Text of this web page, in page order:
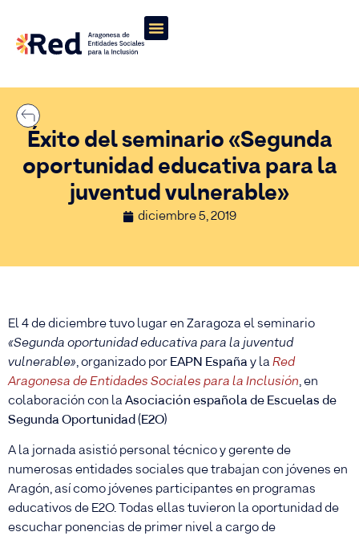
Éxito del seminario «Segunda
oportunidad educativa para la
juventud vulnerable»
diciembre 5, 2019
El 4 de diciembre tuvo lugar en Zaragoza el seminario
«Segunda oportunidad educativa para la juventud
vulnerable» , organizado por EAPN España y la Red
Aragonesa de Entidades Sociales para la Inclusión , en
colaboración con la Asociación española de Escuelas de
Segunda Oportunidad (E2O)
A la jornada asistió personal técnico y gerente de
numerosas entidades sociales que trabajan con jóvenes en
Aragón, así como jóvenes participantes en programas
educativos de E2O. Todas ellas tuvieron la oportunidad de
escuchar ponencias de primer nivel a cargo de